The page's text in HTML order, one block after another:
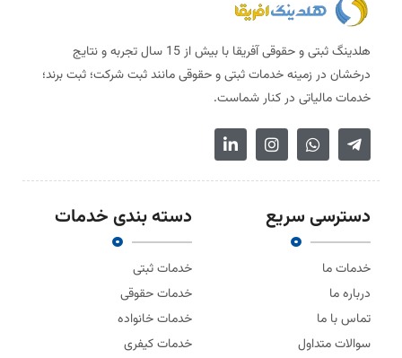
هلدینگ ثبتی و حقوقی آفریقا با بیش از 15 سال تجربه و نتایج
درخشان در زمینه خدمات ثبتی و حقوقی مانند ثبت شرکت؛ ثبت برند؛
خدمات مالیاتی در کنار شماست.
دسترسی سریع
خدمات ما
درباره ما
تماس با ما
سوالات متداول
دسته بندی خدمات
خدمات ثبتی
خدمات حقوقی
خدمات خانواده
خدمات کیفری